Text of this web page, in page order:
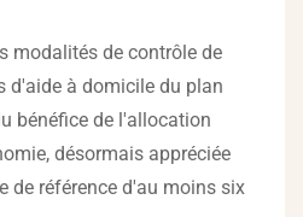
modalités de contrôle de
d'aide à domicile du plan
bénéfice de l'allocation
désormais appréciée
de référence d'au moins six